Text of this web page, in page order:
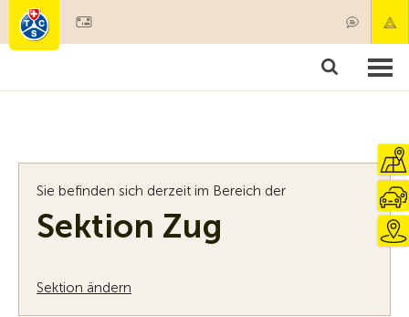
Mitgliedschaft & Leistungen
Sie befinden sich derzeit im Bereich der
Sektion Zug
Sektion ändern